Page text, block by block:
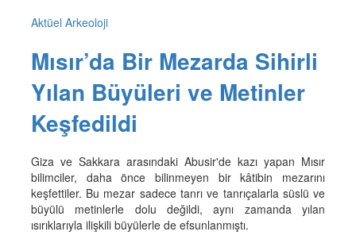
Aktüel Arkeoloji
Mısır’da Bir Mezarda Sihirli
Yılan Büyüleri ve Metinler
Keşfedildi
Giza ve Sakkara arasındaki Abusir'de kazı yapan Mısır
bilimciler, daha önce bilinmeyen bir kâtibin mezarını
keşfettiler. Bu mezar sadece tanrı ve tanrıçalarla süslü ve
büyülü metinlerle dolu değildi, aynı zamanda yılan
ısırıklarıyla ilişkili büyülerle de efsunlanmıştı.